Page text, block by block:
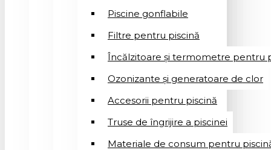
Piscine gonflabile
Filtre pentru piscină
Încălzitoare și termometre pentru
Ozonizante și generatoare de clor
Accesorii pentru piscină
Truse de îngrijire a piscinei
Materiale de consum pentru